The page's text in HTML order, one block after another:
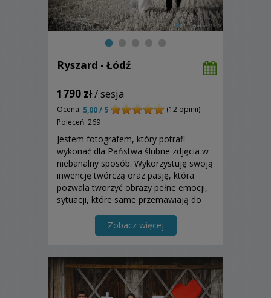
Ryszard - Łódź
1790 zł/ sesja
Ocena: 5,00 / 5
(12 opinii)
Poleceń: 269
Jestem fotografem, który potrafi
wykonać dla Państwa ślubne zdjęcia w
niebanalny sposób. Wykorzystuję swoją
inwencję twórczą oraz pasję, która
pozwala tworzyć obrazy pełne emocji,
sytuacji, które same przemawiają do
zdjęcia w plenerze. Zapraszam.
Zobacz więcej